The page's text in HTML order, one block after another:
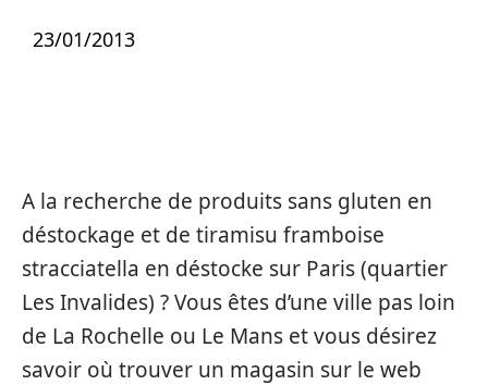
23/01/2013
A la recherche de produits sans gluten en
déstockage et de tiramisu framboise
stracciatella en déstocke sur Paris (quartier
Les Invalides) ? Vous êtes d’une ville pas loin
de La Rochelle ou Le Mans et vous désirez
savoir où trouver un magasin sur le web